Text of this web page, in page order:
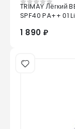
0из 5
TRIMAY Лёгкий
SPF40 PA++ 01
1 890 ₽